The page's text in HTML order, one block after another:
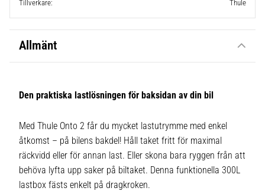
Tillverkare
Thule
Allmänt
Den praktiska lastlösningen för baksidan av din bil
Med Thule Onto 2 får du mycket lastutrymme med enkel
åtkomst – på bilens bakdel! Håll taket fritt för maximal
räckvidd eller för annan last. Eller skona bara ryggen från att
behöva lyfta upp saker på biltaket. Denna funktionella 300L
lastbox fästs enkelt på dragkroken.